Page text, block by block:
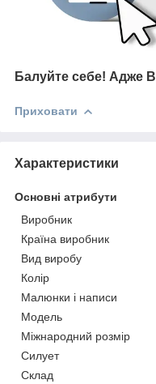
Балуйте себе! Адже В
Приховати
Характеристики
Основні атрибути
Виробник
Країна виробник
Вид виробу
Колір
Малюнки і написи
Модель
Міжнародний розмір
Силует
Склад